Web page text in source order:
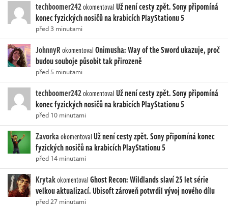
techboomer242okomentovalUž není cesty zpět. Sony připomíná
konec fyzických nosičů na krabicích PlayStationu 5
před 3 minutami
JohnnyRokomentovalOnimusha: Way of the Sword ukazuje, proč
budou souboje působit tak přirozeně
před 5 minutami
techboomer242okomentovalUž není cesty zpět. Sony připomíná
konec fyzických nosičů na krabicích PlayStationu 5
před 10 minutami
ZavorkaokomentovalUž není cesty zpět. Sony připomíná konec
fyzických nosičů na krabicích PlayStationu 5
před 14 minutami
KrytakokomentovalGhost Recon: Wildlands slaví 25 let série
velkou aktualizací. Ubisoft zároveň potvrdil vývoj nového dílu
před 27 minutami